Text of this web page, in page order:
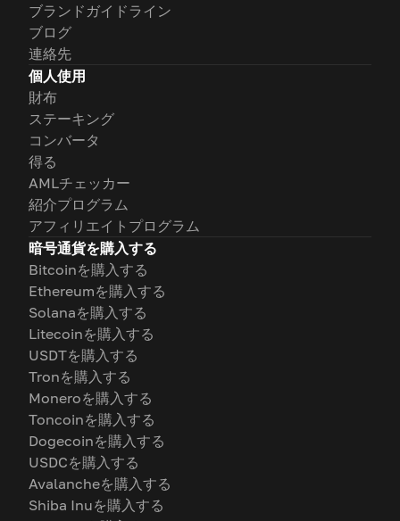
ブランドガイドライン
ブログ
連絡先
個人使用
財布
ステーキング
コンバータ
得る
AMLチェッカー
紹介プログラム
アフィリエイトプログラム
暗号通貨を購入する
Bitcoinを購入する
Ethereumを購入する
Solanaを購入する
Litecoinを購入する
USDTを購入する
Tronを購入する
Moneroを購入する
Toncoinを購入する
Dogecoinを購入する
USDCを購入する
Avalancheを購入する
Shiba Inuを購入する